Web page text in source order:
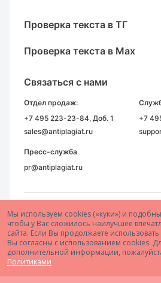
Мы используем cookies («куки») и
чтобы у Вас сложилось наилучшее
сайта. Если Вы продолжаете
Вы согласны с использованием cookies.
дополнительной информации,
Политиками
Проверка текста в ТГ
Проверка текста в Max
Связаться с нами
Отдел продаж:
+7 495 223-23-84, Доб. 1
sales@antiplagiat.ru
+7
Пресс-служба
pr@antiplagiat.ru